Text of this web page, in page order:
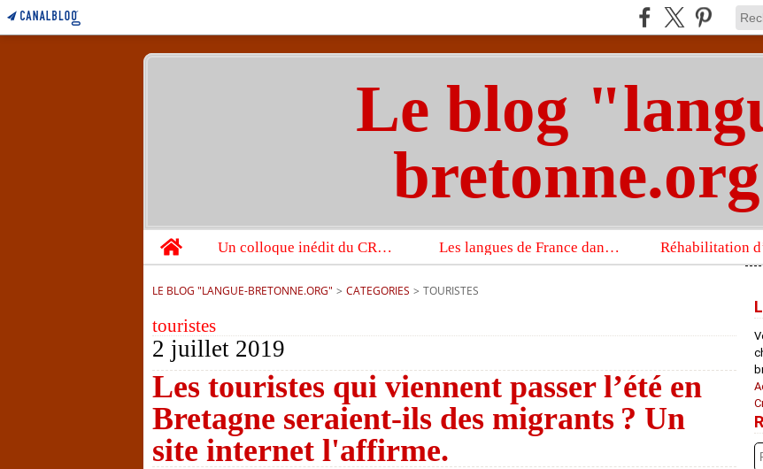
Le blog
Home
Un colloque inédit du CRBC sur les victimes de l’année 1944 Les langues de France dans un imposant ouvrage sur la langue française que publient les Presses universitaires d’Oxford
LE BLOG "LANGUE-BRETONNE.ORG" > CATEGORIES > TOURISTES
touristes
2 juillet 2019
Les touristes qui viennent passer l’été en
Bretagne seraient-ils des migrants ? Un
site internet l'affirme.